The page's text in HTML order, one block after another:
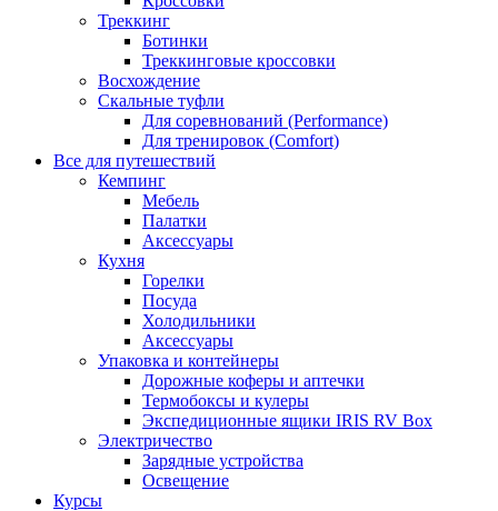
Треккинг
Ботинки
Треккинговые кроссовки
Восхождение
Скальные туфли
Для соревнований (Performance)
Для тренировок (Comfort)
Все для путешествий
Кемпинг
Мебель
Палатки
Аксессуары
Кухня
Горелки
Посуда
Холодильники
Аксессуары
Упаковка и контейнеры
Дорожные коферы и аптечки
Термобоксы и кулеры
Экспедиционные ящики IRIS RV Box
Электричество
Зарядные устройства
Освещение
Курсы